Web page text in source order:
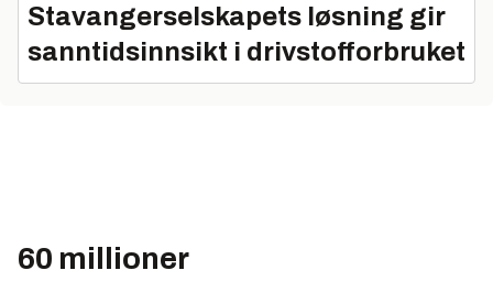
Stavangerselskapets løsning gir
sanntidsinnsikt i drivstofforbruket
60 millioner